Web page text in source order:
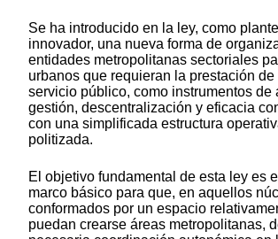
Se ha introducido en la ley, como
innovador, una nueva forma de
entidades metropolitanas sectoriales
urbanos que requieran la prestación
servicio público, como instrumentos de
gestión, descentralización y eficacia
con una simplificada estructura
politizada.
El objetivo fundamental de esta ley es
marco básico para que, en aquellos
conformados por un espacio
puedan crearse áreas metropolitanas,